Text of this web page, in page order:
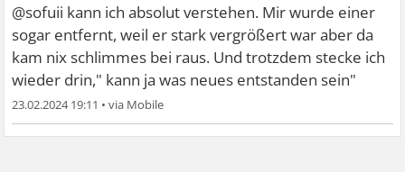
@sofuii kann ich absolut verstehen. Mir wurde einer
sogar entfernt, weil er stark vergrößert war aber da
kam nix schlimmes bei raus. Und trotzdem stecke ich
wieder drin," kann ja was neues entstanden sein"
23.02.2024 19:11 •